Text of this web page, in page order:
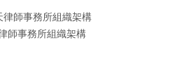
師事務所組織架構